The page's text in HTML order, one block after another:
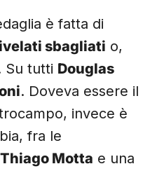
è fatta di
sbagliati o,
Su tutti Douglas
. Doveva essere il
invece è
fra le
Motta e una